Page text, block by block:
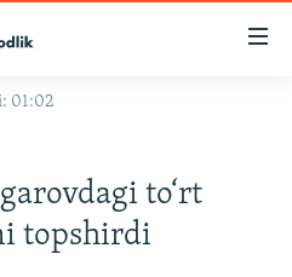
01:02
to‘rt
topshirdi